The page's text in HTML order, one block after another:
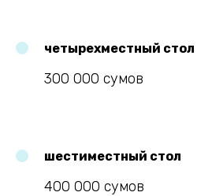
четырехместный стол
300 000 сумов
шестиместный стол
400 000 сумов